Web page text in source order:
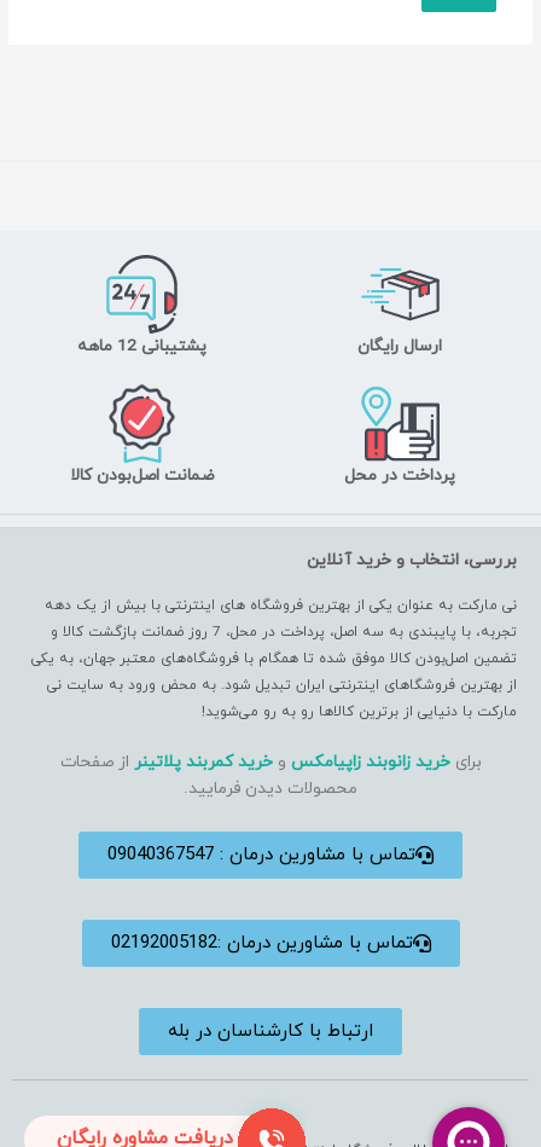
ارسال رایگان پشتیبانی 12 ماهه
پرداخت در محل ضمانت اصل‌بودن کالا
بررسی، انتخاب و خرید آنلاین
نی مارکت به عنوان یکی از بهترین فروشگاه های اینترنتی با بیش از یک دهه
تجربه، با پایبندی به سه اصل، پرداخت در محل، 7 روز ضمانت بازگشت کالا و
تضمین اصل‌بودن کالا موفق شده تا همگام با فروشگاه‌های معتبر جهان، به یکی
از بهترین فروشگاهای اینترنتی ایران تبدیل شود. به محض ورود به سایت نی
مارکت با دنیایی از برترین کالاها رو به رو می‌شوید!
برایخرید زانوبند زاپیامکس وخرید کمربند پلاتینر از صفحات
محصولات دیدن فرمایید.
تماس با مشاورین درمان : 09040367547
تماس با مشاورین درمان :02192005182
ارتباط با کارشناسان در بله
دریافت مشاوره رایگان